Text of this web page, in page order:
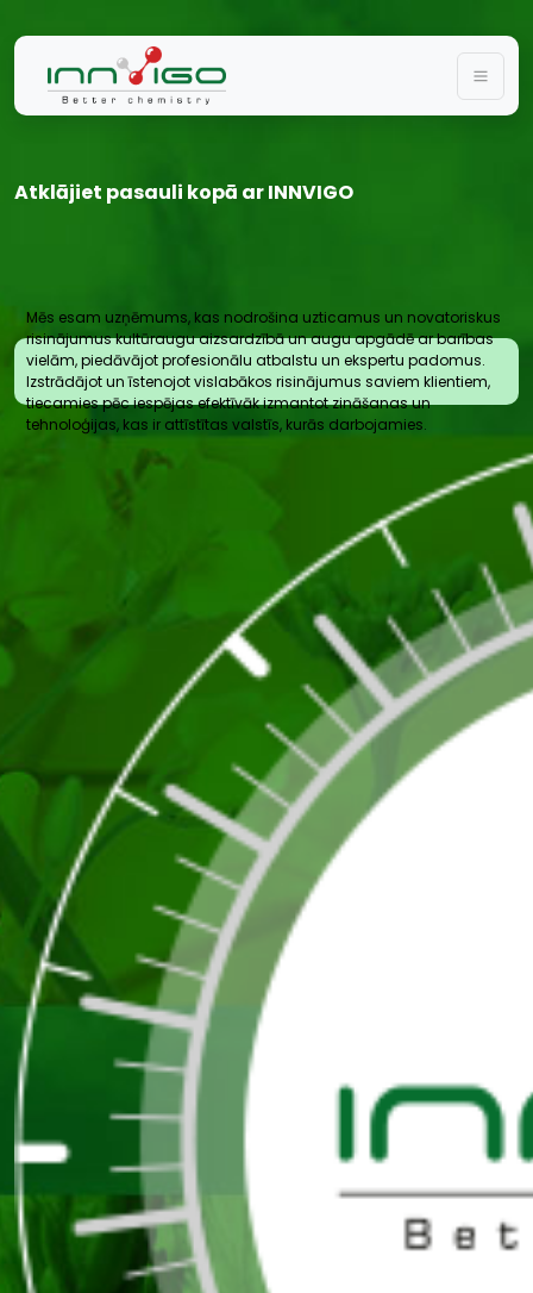
Atklājiet pasauli kopā ar INNVIGO
Mēs esam uzņēmums, kas nodrošina uzticamus un novatoriskus
risinājumus kultūraugu aizsardzībā un augu apgādē ar barības
vielām, piedāvājot profesionālu atbalstu un ekspertu padomus.
Izstrādājot un īstenojot vislabākos risinājumus saviem klientiem,
tiecamies pēc iespējas efektīvāk izmantot zināšanas un
tehnoloģijas, kas ir attīstītas valstīs, kurās darbojamies.